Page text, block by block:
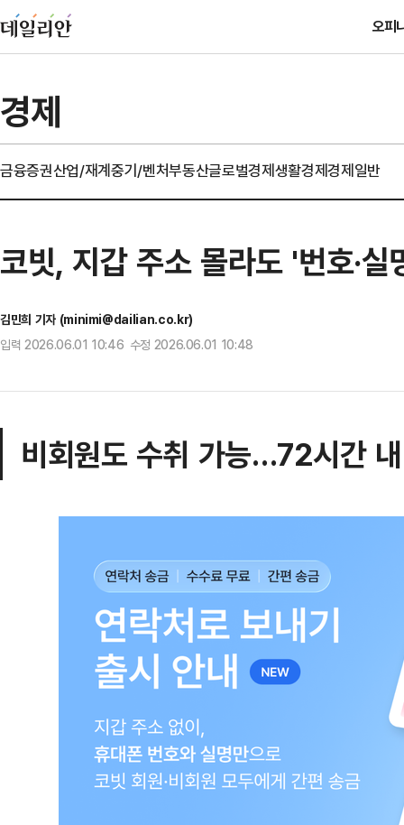
오피
경제
금융증권산업/재계중기/벤처부동산글로벌경제생활경제경제일반
코빗, 지갑 주소 몰라도 '번호·
김민희 기자 (minimi@dailian.co.kr)
입력 2026.06.01 10:46 수정 2026.06.01 10:48
비회원도 수취 가능…72시간